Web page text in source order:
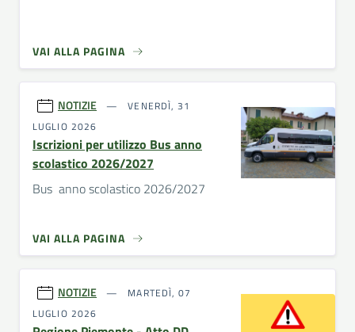
VAI ALLA PAGINA
NOTIZIE
VENERDÌ, 31
LUGLIO 2026
Iscrizioni per utilizzo Bus anno
scolastico 2026/2027
Bus anno scolastico 2026/2027
VAI ALLA PAGINA
NOTIZIE
MARTEDÌ, 07
LUGLIO 2026